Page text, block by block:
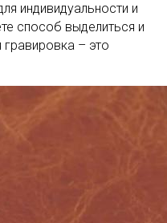
индивидуальности и
способ выделиться и
гравировка – это